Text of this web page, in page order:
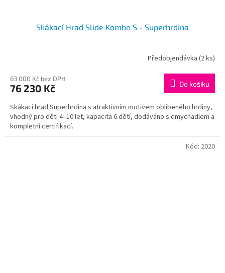
Skákací Hrad Slide Kombo S - Superhrdina
Předobjendávka (2 ks)
63 000 Kč bez DPH
76 230 Kč Do košíku
Skákací hrad Superhrdina s atraktivním motivem oblíbeného hrdiny,
vhodný pro děti 4–10 let, kapacita 6 dětí, dodáváno s dmychadlem a
kompletní certifikací.
Kód: 2020